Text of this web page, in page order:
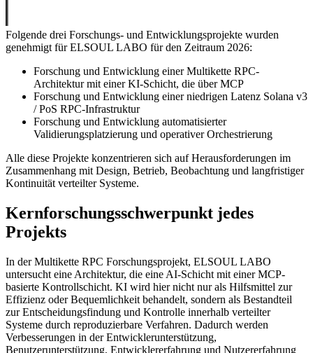
Folgende drei Forschungs- und Entwicklungsprojekte wurden
genehmigt für ELSOUL LABO für den Zeitraum 2026:
Forschung und Entwicklung einer Multikette RPC-
Architektur mit einer KI-Schicht, die über MCP
Forschung und Entwicklung einer niedrigen Latenz Solana v3
/ PoS RPC-Infrastruktur
Forschung und Entwicklung automatisierter
Validierungsplatzierung und operativer Orchestrierung
Alle diese Projekte konzentrieren sich auf Herausforderungen im
Zusammenhang mit Design, Betrieb, Beobachtung und langfristiger
Kontinuität verteilter Systeme.
Kernforschungsschwerpunkt jedes
Projekts
In der Multikette RPC Forschungsprojekt, ELSOUL LABO
untersucht eine Architektur, die eine AI-Schicht mit einer MCP-
basierte Kontrollschicht. KI wird hier nicht nur als Hilfsmittel zur
Effizienz oder Bequemlichkeit behandelt, sondern als Bestandteil
zur Entscheidungsfindung und Kontrolle innerhalb verteilter
Systeme durch reproduzierbare Verfahren. Dadurch werden
Verbesserungen in der Entwicklerunterstützung,
Benutzerunterstützung, Entwicklererfahrung und Nutzererfahrung